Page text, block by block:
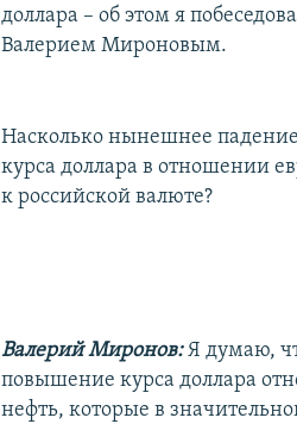
доллара – об этом я
Валерием Мироновым.
Насколько нынешнее
курса доллара в отношении
к российской валюте?
Валерий Миронов:Я думаю,
повышение курса доллара
нефть, которые в